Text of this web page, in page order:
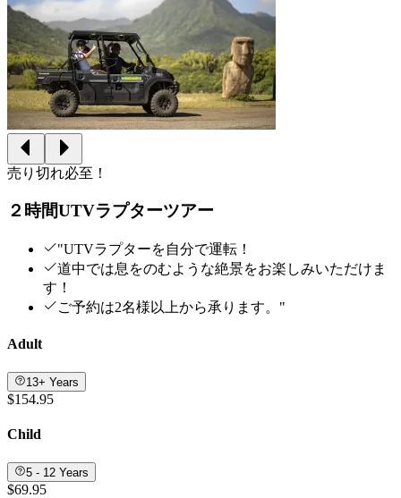
売り切れ必至！
２時間UTVラプターツアー
"UTVラプターを自分で運転！
道中では息をのむような絶景をお楽しみいただけま
す！
ご予約は2名様以上から承ります。"
Adult
13+ Years
$154.95
Child
5 - 12 Years
$69.95